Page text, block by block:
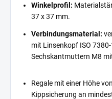
Winkelprofil:
37 x 37 mm.
Verbindungsmaterial:
mit Linsenkopf ISO
Sechskantmuttern M8
Regale mit einer Höhe
Kippsicherung an